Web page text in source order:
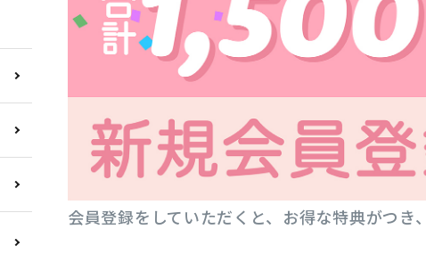
会員登録をしていただくと、お得な特典がつき